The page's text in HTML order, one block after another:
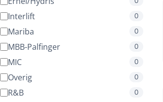
Interlift 0
Mariba 0
MBB-Palfinger 0
MIC 0
Overig 0
R&B 0